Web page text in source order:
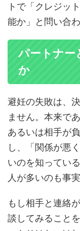
トで「クレジッ
能か」と問い合
パートナー
か
避妊の失敗は、
ません。本来で
あるいは相手が
し、「関係が悪
いのを知ってい
人が多いのも事実
もし相手と連絡
談してみること